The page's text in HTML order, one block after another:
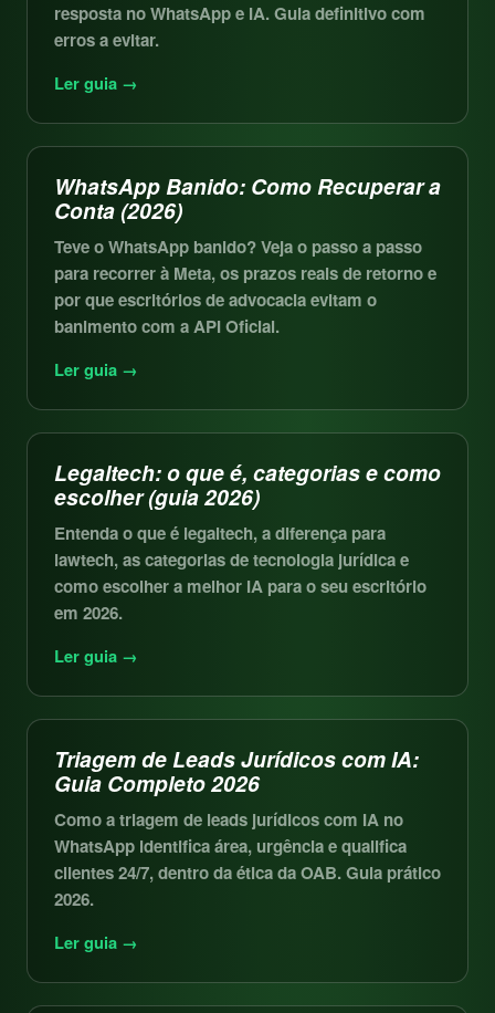
resposta no WhatsApp e IA. Guia definitivo com
erros a evitar.
Ler guia →
WhatsApp Banido: Como Recuperar a
Conta (2026)
Teve o WhatsApp banido? Veja o passo a passo
para recorrer à Meta, os prazos reais de retorno e
por que escritórios de advocacia evitam o
banimento com a API Oficial.
Ler guia →
Legaltech: o que é, categorias e como
escolher (guia 2026)
Entenda o que é legaltech, a diferença para
lawtech, as categorias de tecnologia jurídica e
como escolher a melhor IA para o seu escritório
em 2026.
Ler guia →
Triagem de Leads Jurídicos com IA:
Guia Completo 2026
Como a triagem de leads jurídicos com IA no
WhatsApp identifica área, urgência e qualifica
clientes 24/7, dentro da ética da OAB. Guia prático
2026.
Ler guia →